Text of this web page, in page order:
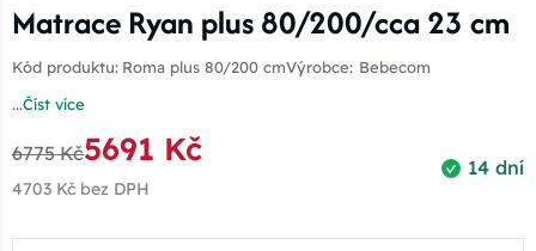
Matrace Ryan plus 80/200/cca 23 cm
Kód produktu: Roma plus 80/200 cmVýrobce: Bebecom
...Číst více
14 dní
6775 Kč5691 Kč
4703 Kč bez DPH